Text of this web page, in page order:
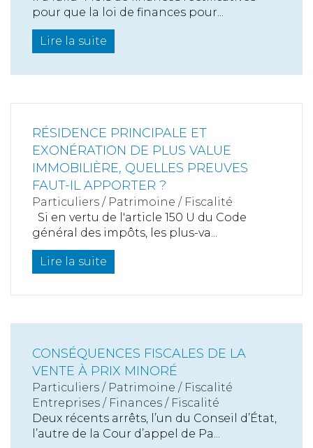
pour que la loi de finances pour...
Lire la suite
RÉSIDENCE PRINCIPALE ET
EXONÉRATION DE PLUS VALUE
IMMOBILIÈRE, QUELLES PREUVES
FAUT-IL APPORTER ?
Particuliers / Patrimoine / Fiscalité
Si en vertu de l'article 150 U du Code
général des impôts, les plus-va...
Lire la suite
CONSÉQUENCES FISCALES DE LA
VENTE À PRIX MINORÉ
Particuliers / Patrimoine / Fiscalité
Entreprises / Finances / Fiscalité
Deux récents arrêts, l’un du Conseil d’État,
l’autre de la Cour d’appel de Pa...